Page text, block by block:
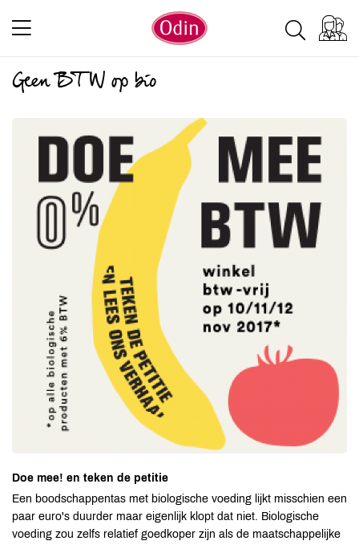
Geen BTW op bio
Doe mee! en teken de petitie
Een boodschappentas met biologische voeding lijkt misschien een
paar euro's duurder maar eigenlijk klopt dat niet. Biologische
voeding zou zelfs relatief goedkoper zijn als de maatschappelijke